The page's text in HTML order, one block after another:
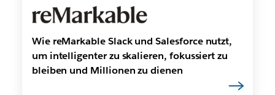
Wie reMarkable Slack und Salesforce nutzt,
um intelligenter zu skalieren, fokussiert zu
bleiben und Millionen zu dienen